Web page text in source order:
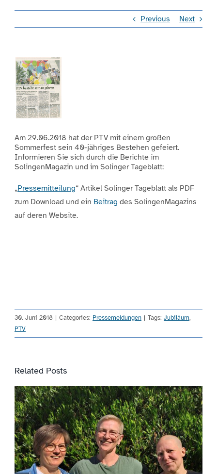
Engagement
Aktuelles
Jobs
Kontakt
Previous Next
View
Larger
Image
Am 29.06.2018 hat der PTV mit einem großen
Sommerfest sein 40-jähriges Bestehen gefeiert.
Informieren Sie sich durch die Berichte im
SolingenMagazin und im Solinger Tageblatt:
„Pressemitteilung“ Artikel Solinger Tageblatt als PDF
zum Download und ein Beitrag des SolingenMagazins
auf deren Website.
30. Juni 2018 | Categories: Pressemeldungen | Tags: Jubiläum,
PTV
Related Posts